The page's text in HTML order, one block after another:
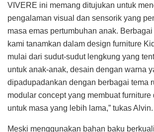
VIVERE ini memang ditujukan untuk
pengalaman visual dan sensorik yang
masa emas pertumbuhan anak.
kami tanamkan dalam design furniture
mulai dari sudut-sudut lengkung yang
untuk anak-anak, desain dengan warna
dipadupadankan dengan berbagai tema
modular concept yang membuat furniture
untuk masa yang lebih lama,” tukas Alvin.
Meski menggunakan bahan baku